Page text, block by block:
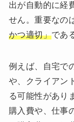
出が自動的に経
せん。重要なの
かつ適切」であ
例えば、自宅で
や、クライアン
る可能性があり
購入費や、仕事